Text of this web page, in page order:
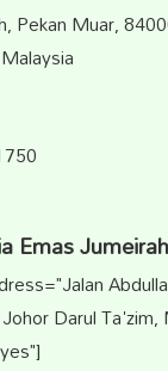
Pekan Muar,
Emas
Darul Ta'zim,